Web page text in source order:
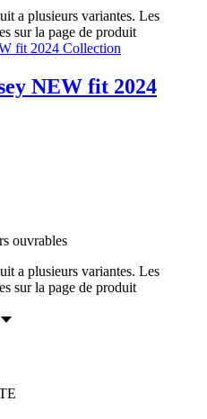
a plusieurs variantes. Les
sur la page de produit
NEW fit 2024
ouvrables
a plusieurs variantes. Les
sur la page de produit